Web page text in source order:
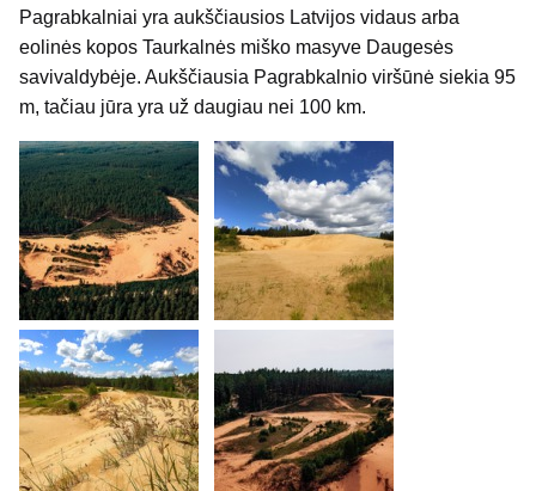
Pagrabkalniai yra aukščiausios Latvijos vidaus arba
eolinės kopos Taurkalnės miško masyve Daugesės
savivaldybėje. Aukščiausia Pagrabkalnio viršūnė siekia 95
m, tačiau jūra yra už daugiau nei 100 km.